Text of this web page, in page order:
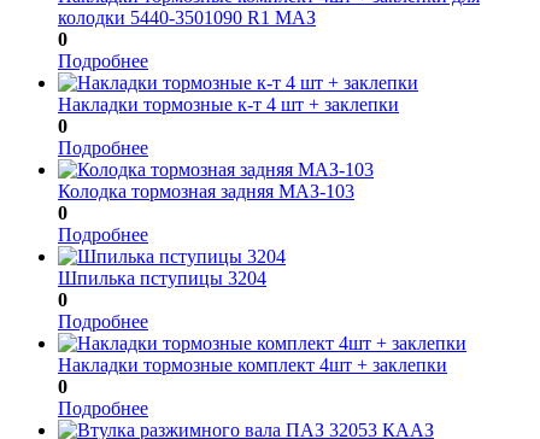
колодки 5440-3501090 R1 МАЗ
0
Подробнее
Накладки тормозные к-т 4 шт + заклепки
0
Подробнее
Колодка тормозная задняя МАЗ-103
0
Подробнее
Шпилька пступицы 3204
0
Подробнее
Накладки тормозные комплект 4шт + заклепки
0
Подробнее